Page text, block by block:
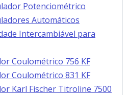
Potenciométrico
Automáticos
Intercambiável para
Coulométrico 756 KF
Coulométrico 831 KF
Karl Fischer Titroline 7500